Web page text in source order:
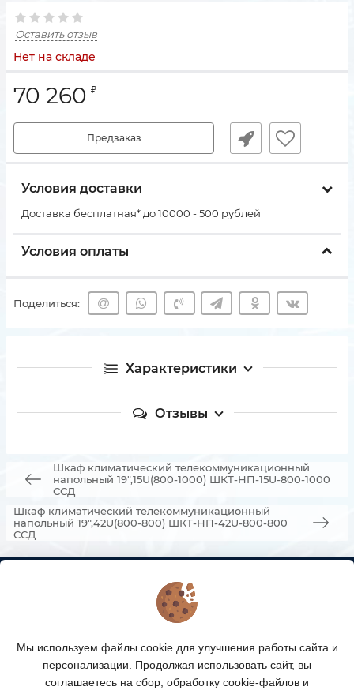
Оставить отзыв
Нет на складе
70 260 ₽
Предзаказ
Условия доставки
Доставка бесплатная* до 10000 - 500 рублей
Условия оплаты
Поделиться:
Характеристики
Отзывы
Шкаф климатический телекоммуникационный
напольный 19",15U(800-1000) ШКТ-НП-15U-800-1000
ССД
Шкаф климатический телекоммуникационный
напольный 19",42U(800-800) ШКТ-НП-42U-800-800
ССД
КАТАЛОГ ТОВАРОВ
Мы используем файлы cookie для улучшения работы сайта и
персонализации. Продолжая использовать сайт, вы
соглашаетесь на сбор, обработку cookie-файлов и